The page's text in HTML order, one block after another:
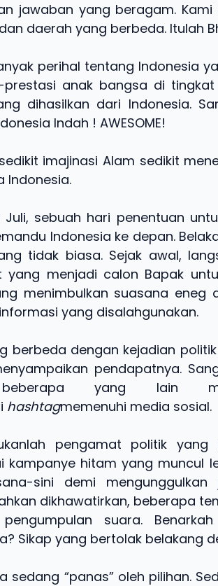
jawaban yang beragam.
daerah yang berbeda. Itulah
perihal tentang Indonesia
prestasi anak bangsa di tingkat
dihasilkan dari Indonesia.
Indah ! AWESOME!
imajinasi Alam sedikit
Indonesia.
Juli, sebuah hari penentuan
Indonesia ke depan.
tidak biasa. Sejak awal,
yang menjadi calon Bapak
menimbulkan suasana
yang disalahgunakan.
berbeda dengan kejadian
pendapatnya.
yang lain
hashtagmemenuhi media sosial.
pengamat politik
kampanye hitam yang muncul
sini demi mengunggulkan
dikhawatirkan, beberapa
pengumpulan suara.
Sikap yang bertolak belakang
sedang “panas” oleh pilihan.